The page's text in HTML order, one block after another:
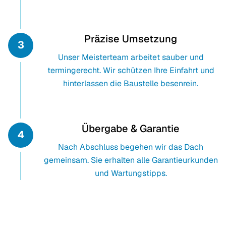
3 Präzise Umsetzung
Unser Meisterteam arbeitet sauber und
termingerecht. Wir schützen Ihre Einfahrt und
hinterlassen die Baustelle besenrein.
4 Übergabe & Garantie
Nach Abschluss begehen wir das Dach
gemeinsam. Sie erhalten alle Garantieurkunden
und Wartungstipps.